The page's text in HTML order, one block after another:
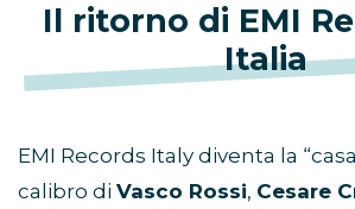
Il ritorno di EMI
Italia
EMI Records Italy diventa la
calibro di Vasco Rossi, Cesare